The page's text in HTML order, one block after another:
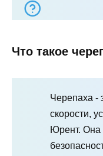
Что такое
Черепаха -
скорости,
Юрент. Она